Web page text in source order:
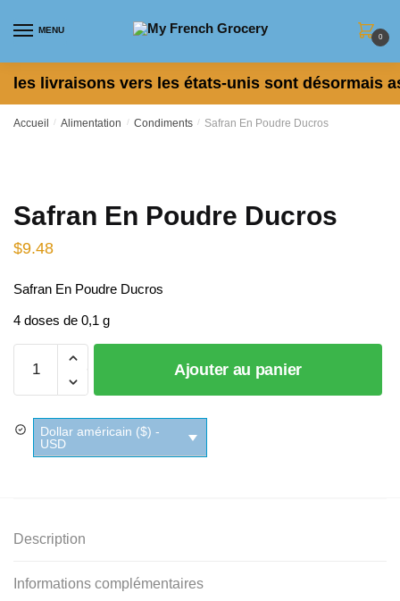
MENU
0
les livraisons vers les états-unis sont désormais
Accueil / Alimentation / Condiments / Safran En Poudre Ducros
Safran En Poudre Ducros
$9.48
Safran En Poudre Ducros
4 doses de 0,1 g
Safran
Poudre
Ducros
Ajouter au panier
Dollar américain ($) -
USD
Description
Informations complémentaires